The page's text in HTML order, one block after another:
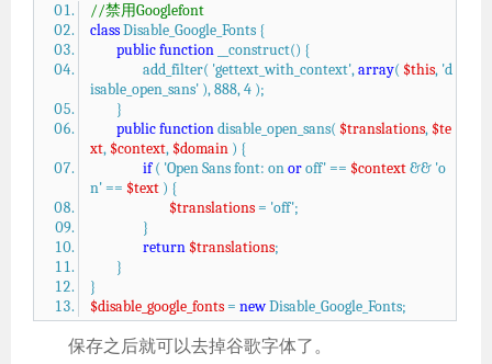
//禁用Googlefont
classDisable_Google_Fonts {
publicfunction __construct() {
add_filter( 'gettext_with_context',array( $this, 'd
isable_open_sans' ), 888, 4 );
}
publicfunctiondisable_open_sans( $translations, $te
xt, $context, $domain ) {
if( 'Open Sans font: onoroff' == $context&& 'o
n' == $text ) {
$translations = 'off';
}
return $translations;
}
}
$disable_google_fonts = newDisable_Google_Fonts;
保存之后就可以去掉谷歌字体了。